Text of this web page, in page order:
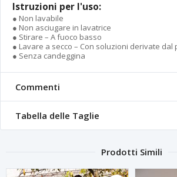
Istruzioni per l'uso:
● Non lavabile
● Non asciugare in lavatrice
● Stirare – A fuoco basso
● Lavare a secco – Con soluzioni derivate dal
● Senza candeggina
Commenti
Tabella delle Taglie
Prodotti Simili